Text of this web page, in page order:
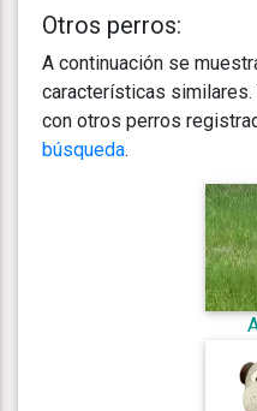
Otros perros:
A continuación se
características similares.
con otros perros
búsqueda.